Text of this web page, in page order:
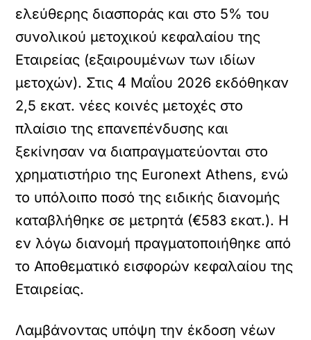
ελεύθερης διασποράς και στο 5% του
συνολικού μετοχικού κεφαλαίου της
Εταιρείας (εξαιρουμένων των ιδίων
μετοχών). Στις 4 Μαΐου 2026 εκδόθηκαν
2,5 εκατ. νέες κοινές μετοχές στο
πλαίσιο της επανεπένδυσης και
ξεκίνησαν να διαπραγματεύονται στο
χρηματιστήριο της Euronext Athens, ενώ
το υπόλοιπο ποσό της ειδικής διανομής
καταβλήθηκε σε μετρητά (€583 εκατ.). Η
εν λόγω διανομή πραγματοποιήθηκε από
το Αποθεματικό εισφορών κεφαλαίου της
Εταιρείας.
Λαμβάνοντας υπόψη την έκδοση νέων